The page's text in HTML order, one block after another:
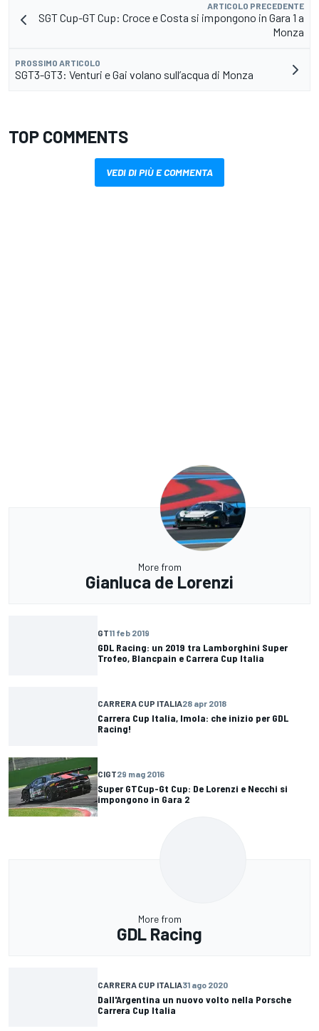
ARTICOLO PRECEDENTE
SGT Cup-GT Cup: Croce e Costa si impongono in Gara 1 a
Monza
PROSSIMO ARTICOLO
SGT3-GT3: Venturi e Gai volano sull’acqua di Monza
TOP COMMENTS
VEDI DI PIÙ E COMMENTA
More from
Gianluca de Lorenzi
GT11 feb 2019
GDL Racing: un 2019 tra Lamborghini Super
Trofeo, Blancpain e Carrera Cup Italia
CARRERA CUP ITALIA28 apr 2018
Carrera Cup Italia, Imola: che inizio per GDL
Racing!
CIGT29 mag 2016
Super GTCup-Gt Cup: De Lorenzi e Necchi si
impongono in Gara 2
More from
GDL Racing
CARRERA CUP ITALIA31 ago 2020
Dall'Argentina un nuovo volto nella Porsche
Carrera Cup Italia